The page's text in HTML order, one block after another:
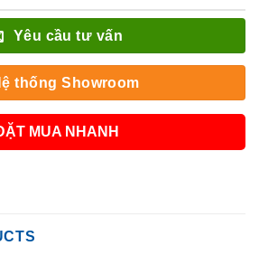
Yêu cầu tư vấn
thống Showroom
MUA NHANH